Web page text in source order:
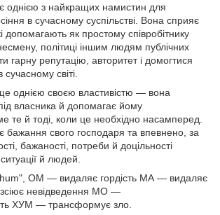
є однією з найкращих намистин для
в сучасному суспільстві. Вона сприяє
допомагають як простому співробітнику
політиці іншим людям публічних
гарну репутацію, авторитет і домогтися
світі.
однією своєю властивістю — вона
власника й допомагає йому
те й тоді, коли це необхідно насамперед.
бажання свого господаря та впевнено, за
бажаності, потреби й доцільності
й людей.
ОМ — видаляє гордість МА — видаляє
невідведення МО —
ХУМ — трансформує зло.